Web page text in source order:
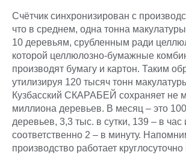
Счётчик синхронизирован с
что в среднем, одна тонна
10 деревьям, срубленным ради
которой целлюлозно-бумажные
производят бумагу и картон. Таким
утилизируя 120 тысяч тонн
Кузбасский СКАРАБЕЙ сохраняет не
миллиона деревьев. В месяц – это
деревьев, 3,3 тыс. в сутки, 139 – в час
соответственно 2 – в минуту.
производство работает круглосуточно